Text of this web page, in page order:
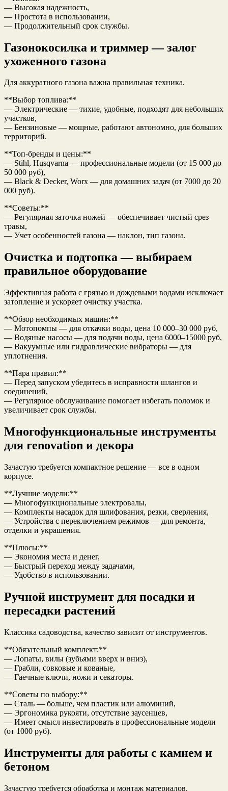
— Высокая надежность,
— Простота в использовании,
— Продолжительный срок службы.
Газонокосилка и триммер — залог
ухоженного газона
Для аккуратного газона важна правильная техника.
**Выбор топлива:**
— Электрические — тихие, удобные, подходят для небольших
участков,
— Бензиновые — мощные, работают автономно, для больших
территорий.
**Топ-бренды и цены:**
— Stihl, Husqvarna — профессиональные модели (от 15 000 до
50 000 руб),
— Black & Decker, Worx — для домашних задач (от 7000 до 20
000 руб).
**Советы:**
— Регулярная заточка ножей — обеспечивает чистый срез
травы,
— Учет особенностей газона — наклон, тип газона.
Очистка и подтопка — выбираем
правильное оборудование
Эффективная работа с грязью и дождевыми водами исключает
затопление и ускоряет очистку участка.
**Обзор необходимых машин:**
— Мотопомпы — для откачки воды, цена 10 000–30 000 руб,
— Водяные насосы — для подачи воды, цена 6000–15000 руб,
— Вакуумные или гидравлические вибраторы — для
уплотнения.
**Пара правил:**
— Перед запуском убедитесь в исправности шлангов и
соединений,
— Регулярное обслуживание помогает избегать поломок и
увеличивает срок службы.
Многофункциональные инструменты
для renovation и декора
Зачастую требуется компактное решение — все в одном
корпусе.
**Лучшие модели:**
— Многофункциональные электровалы,
— Комплекты насадок для шлифования, резки, сверления,
— Устройства с переключением режимов — для ремонта,
отделки и украшения.
**Плюсы:**
— Экономия места и денег,
— Быстрый переход между задачами,
— Удобство в использовании.
Ручной инструмент для посадки и
пересадки растений
Классика садоводства, качество зависит от инструментов.
**Обязательный комплект:**
— Лопаты, вилы (зубьями вверх и вниз),
— Грабли, совковые и кованые,
— Гаечные ключи, ножи и секаторы.
**Советы по выбору:**
— Сталь — больше, чем пластик или алюминий,
— Эргономика рукояти, отсутствие заусенцев,
— Имеет смысл инвестировать в профессиональные модели
(от 1000 руб).
Инструменты для работы с камнем и
бетоном
Зачастую требуется обработка и монтаж материалов.